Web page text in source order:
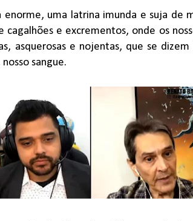
enorme, uma latrina imunda e suja de
e excrementos, onde os
asquerosas e nojentas, que se
sangue.